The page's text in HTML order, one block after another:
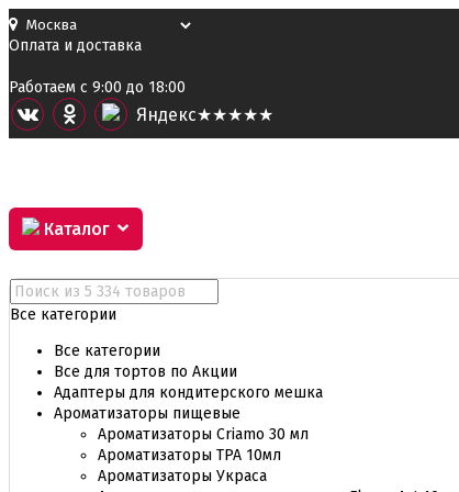
Оплата и доставка
Работаем с 9:00 до 18:00
Яндекс★★★★★
Каталог
Все категории
Все категории
Все для тортов по Акции
Адаптеры для кондитерского мешка
Ароматизаторы пищевые
Ароматизаторы Criamo 30 мл
Ароматизаторы TPA 10мл
Ароматизаторы Украса